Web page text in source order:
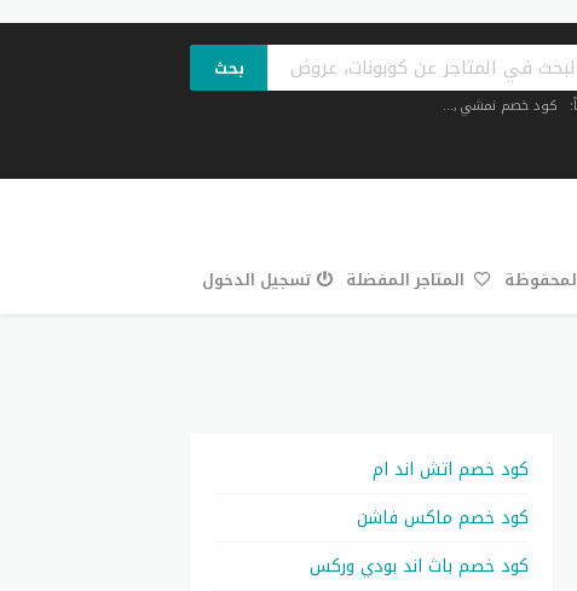
بحث
كود خصم نمشي,...
المتاجر المفضلة تسجيل الدخول
كود خصم اتش اند ام
كود خصم ماكس فاشن
كود خصم باث اند بودي وركس